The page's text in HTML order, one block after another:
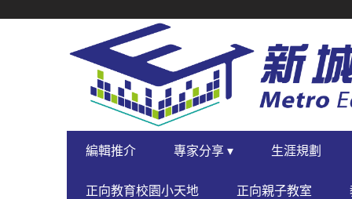
NAVIGATION
PRIMARY
NAVIGATION
編輯推介 專家分享 ▾ 生涯規劃
正向教育校園小天地 正向親子教室